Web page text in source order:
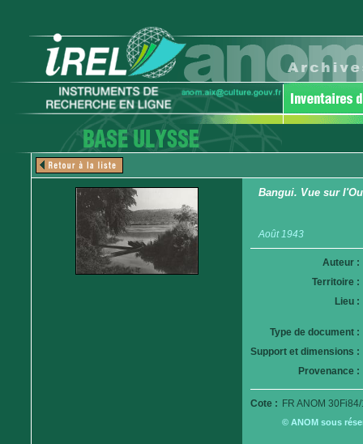
Bangui. Vue sur
Août 1943
Auteur :
Territoire :
Lieu :
Type de document :
Support et dimensions :
Provenance :
Cote : FR ANOM
© ANOM sous